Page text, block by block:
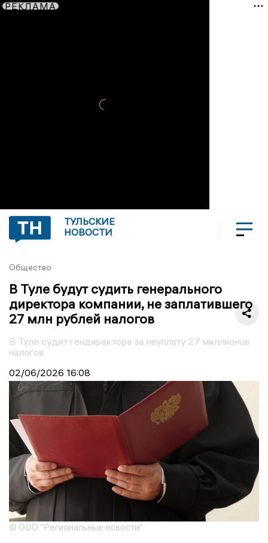
РЕКЛАМА
ТУЛЬСКИЕ
НОВОСТИ
Общество
В Туле будут судить генерального
директора компании, не заплатившего
27 млн рублей налогов
В Туле судят гендиректора за неуплату 27 миллионов
налогов
02/06/2026 16:08
© ООО "Региональные новости"